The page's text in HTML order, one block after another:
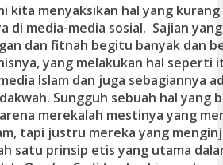
kita menyaksikan hal yang
di media-media sosial. Sajian
dan fitnah begitu banyak dan
yang melakukan hal seperti
Islam dan juga sebagiannya
Sungguh sebuah hal yang
merekalah mestinya yang
tapi justru mereka yang
satu prinsip etis yang utama